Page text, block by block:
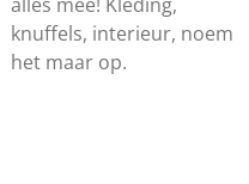
knuffels, interieur, noem
het maar op.